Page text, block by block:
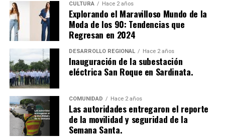
CULTURA Hace 2 años
Explorando el Maravilloso Mundo de la
Moda de los 90: Tendencias que
Regresan en 2024
DESARROLLO REGIONAL Hace 2 años
Inauguración de la subestación
eléctrica San Roque en Sardinata.
COMUNIDAD Hace 2 años
Las autoridades entregaron el reporte
de la movilidad y seguridad de la
Semana Santa.